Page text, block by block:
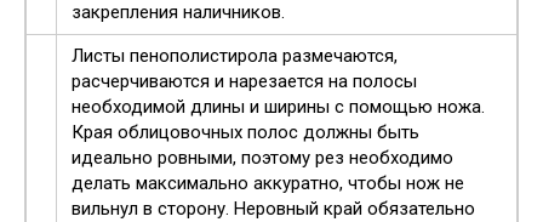
закрепления наличников.
Листы пенополистирола размечаются,
расчерчиваются и нарезается на полосы
необходимой длины и ширины с помощью ножа.
Края облицовочных полос должны быть
идеально ровными, поэтому рез необходимо
делать максимально аккуратно, чтобы нож не
вильнул в сторону. Неровный край обязательно